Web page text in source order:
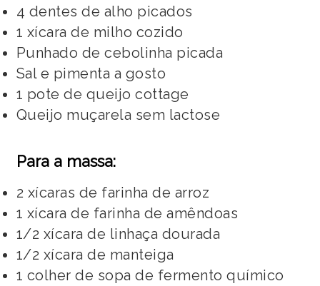
4 dentes de alho picados
1 xícara de milho cozido
Punhado de cebolinha picada
Sal e pimenta a gosto
1 pote de queijo cottage
Queijo muçarela sem lactose
Para a massa:
2 xícaras de farinha de arroz
1 xícara de farinha de amêndoas
1/2 xícara de linhaça dourada
1/2 xícara de manteiga
1 colher de sopa de fermento químico